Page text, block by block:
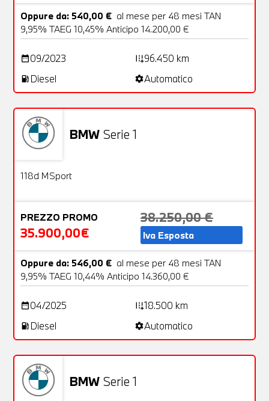
Oppure da: 540,00 € al mese per 48 mesi TAN
9,95% TAEG 10,45% Anticipo 14.200,00 €
date_range09/2023 add_road96.450 km
local_gas_station Diesel settingsAutomatico
BMW Serie 1
Aziendale
118d MSport
PREZZO PROMO
35.900,00€
38.250,00 €
Iva Esposta
Oppure da: 546,00 € al mese per 48 mesi TAN
9,95% TAEG 10,44% Anticipo 14.360,00 €
date_range04/2025 add_road18.500 km
local_gas_station Diesel settingsAutomatico
BMW Serie 1
Aziendale